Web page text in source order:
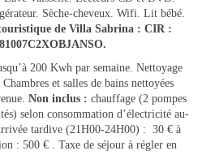
Sèche-cheveux. Wifi. Lit bébé.
de Villa Sabrina : CIR :
200 Kwh par semaine. Nettoyage
et salles de bains nettoyées
Non inclus : chauffage (2 pompes
selon consommation d’électricité au-
tardive (21H00-24H00) : 30 € à
: 500 € . Taxe de séjour à régler en